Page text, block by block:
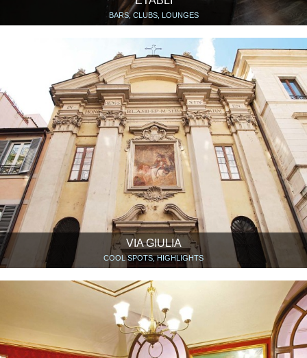
BARS, CLUBS, LOUNGES
VIA GIULIA
COOL SPOTS, HIGHLIGHTS